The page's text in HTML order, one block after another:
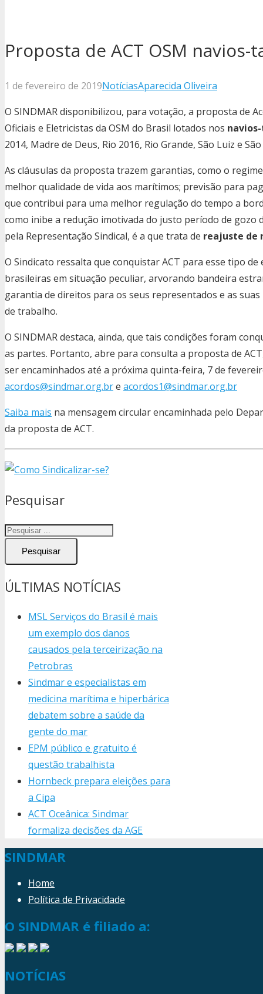
Proposta de ACT OSM
1 de fevereiro de 2019NotíciasAparecida Oliveira
O SINDMAR disponibilizou, para votação, a proposta de
Oficiais e Eletricistas da OSM do Brasil lotados nos
2014, Madre de Deus, Rio 2016, Rio Grande, São Luiz e
As cláusulas da proposta trazem garantias, como o
melhor qualidade de vida aos marítimos; previsão para
que contribui para uma melhor regulação do tempo a
como inibe a redução imotivada do justo período de gozo
pela Representação Sindical, é a que trata de reajuste de
O Sindicato ressalta que conquistar ACT para esse tipo
brasileiras em situação peculiar, arvorando bandeira
garantia de direitos para os seus representados e as
de trabalho.
O SINDMAR destaca, ainda, que tais condições foram
as partes. Portanto, abre para consulta a proposta de
ser encaminhados até a próxima quinta-feira, 7 de
acordos@sindmar.org.bre acordos1@sindmar.org.br
Saiba mais na mensagem circular encaminhada pelo
da proposta de ACT.
Pesquisar
Pesquisar
ÚLTIMAS NOTÍCIAS
MSL Serviços do Brasil é mais
um exemplo dos danos
causados pela terceirização na
Petrobras
Sindmar e especialistas em
medicina marítima e hiperbárica
debatem sobre a saúde da
gente do mar
EPM público e gratuito é
questão trabalhista
Hornbeck prepara eleições para
a Cipa
ACT Oceânica: Sindmar
formaliza decisões da AGE
SINDMAR
Home
Política de Privacidade
O SINDMAR é filiado a:
NOTÍCIAS